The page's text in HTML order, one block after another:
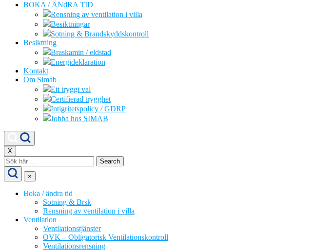
BOKA / ÄNdRA TID
Rensning av ventilation i villa
Besiktningar
Sotning & Brandskyddskontroll
Besiktning
Braskamin / eldstad
Energideklaration
Kontakt
Om Simab
Ett tryggt val
Certifierad trygghet
Intigritetspolicy / GDRP
Jobba hos SIMAB
X
Search
for:
×
Boka / ändra tid
Sotning & Brsk
Rensning av ventilation i villa
Ventilation
Ventilationstjänster
OVK – Obligatorisk Ventilationskontroll
Ventilationsrensning